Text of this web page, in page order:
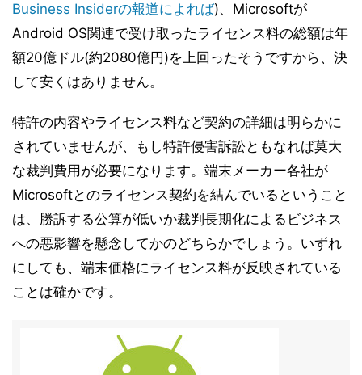
Business Insiderの報道によれば)、Microsoftが
Android OS関連で受け取ったライセンス料の総額は年
額20億ドル(約2080億円)を上回ったそうですから、決
して安くはありません。
特許の内容やライセンス料など契約の詳細は明らかに
されていませんが、もし特許侵害訴訟ともなれば莫大
な裁判費用が必要になります。端末メーカー各社が
Microsoftとのライセンス契約を結んでいるということ
は、勝訴する公算が低いか裁判長期化によるビジネス
への悪影響を懸念してかのどちらかでしょう。いずれ
にしても、端末価格にライセンス料が反映されている
ことは確かです。